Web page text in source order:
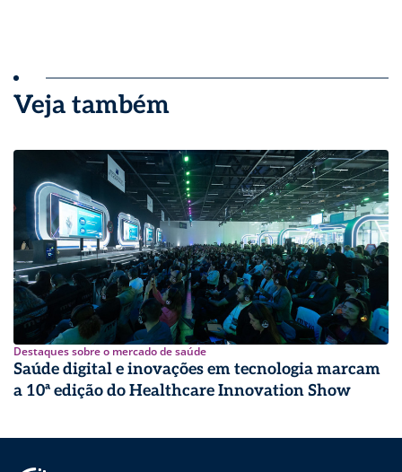
Veja também
Destaques sobre o mercado de saúde
Saúde digital e inovações em tecnologia marcam
a 10ª edição do Healthcare Innovation Show